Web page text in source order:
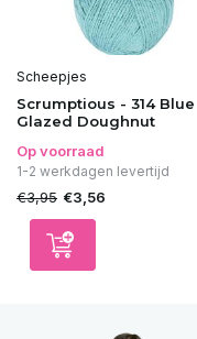
Scheepjes
Scrumptious - 314 Blue
Glazed Doughnut
Op voorraad
1-2 werkdagen levertijd
€3,95 €3,56